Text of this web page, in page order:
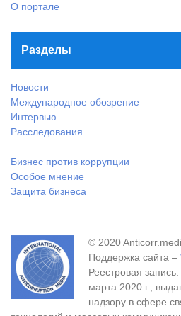
О портале
Разделы
Новости
Международное обозрение
Интервью
Расследования
Бизнес против коррупции
Особое мнение
Защита бизнеса
© 2020
Поддержка сайта –
Реестровая
марта 2020 г.,
надзору в сфере